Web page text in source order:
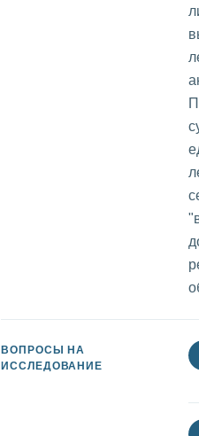
ВОПРОСЫ НА
ИССЛЕДОВАНИЕ